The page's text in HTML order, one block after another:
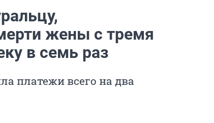
жены с тремя
в семь раз
платежи всего на два